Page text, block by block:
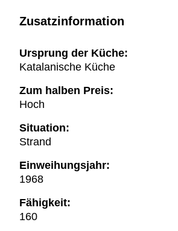
Zusatzinformation
Ursprung der Küche:
Katalanische Küche
Zum halben Preis:
Hoch
Situation:
Strand
Einweihungsjahr:
1968
Fähigkeit:
160